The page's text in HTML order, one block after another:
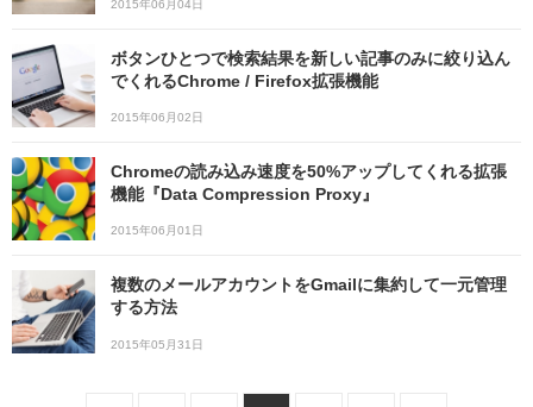
2015年06月04日
ボタンひとつで検索結果を新しい記事のみに絞り込ん
でくれるChrome / Firefox拡張機能
2015年06月02日
Chromeの読み込み速度を50%アップしてくれる拡張
機能『Data Compression Proxy』
2015年06月01日
複数のメールアカウントをGmailに集約して一元管理
する方法
2015年05月31日